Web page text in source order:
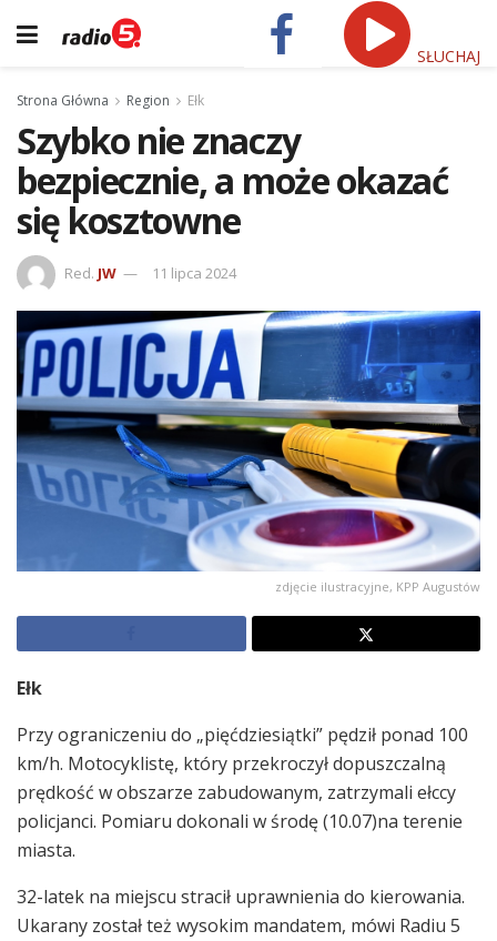
SŁUCHAJ
Strona Główna Region Ełk
Szybko nie znaczy
bezpiecznie, a może okazać
się kosztowne
Red. JW 11 lipca 2024
zdjęcie ilustracyjne, KPP Augustów
Ełk
Przy ograniczeniu do „pięćdziesiątki” pędził ponad 100
km/h. Motocyklistę, który przekroczył dopuszczalną
prędkość w obszarze zabudowanym, zatrzymali ełccy
policjanci. Pomiaru dokonali w środę (10.07)na terenie
miasta.
32-latek na miejscu stracił uprawnienia do kierowania.
Ukarany został też wysokim mandatem, mówi Radiu 5